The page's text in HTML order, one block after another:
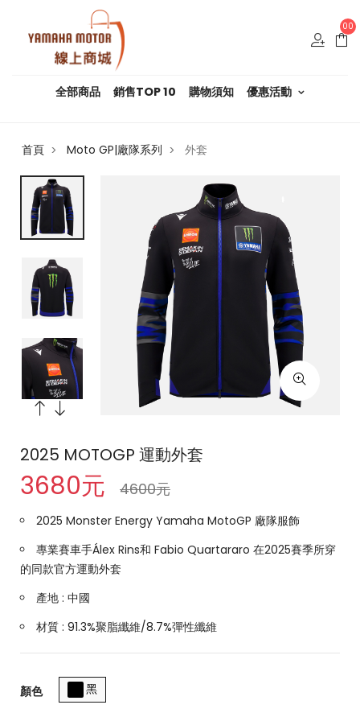
00
全部商品 銷售TOP 10 購物須知 優惠活動
首頁 > Moto GP|廠隊系列 > 外套
2025 MOTOGP 運動外套
3680元 4600元
2025 Monster Energy Yamaha MotoGP 廠隊服飾
專業賽車手Álex Rins和 Fabio Quartararo 在2025賽季所穿
的同款官方運動外套
產地 : 中國
材質 : 91.3%聚脂纖維/8.7%彈性纖維
顏色 黑